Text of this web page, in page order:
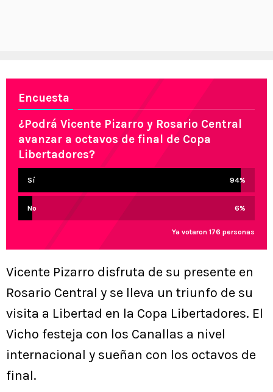
Encuesta
¿Podrá Vicente Pizarro y Rosario Central
avanzar a octavos de final de Copa
Libertadores?
Sí 94%
No 6%
Ya votaron 176 personas
Vicente Pizarro disfruta de su presente en
Rosario Central y se lleva un triunfo de su
visita a Libertad en la Copa Libertadores. El
Vicho festeja con los Canallas a nivel
internacional y sueñan con los octavos de
final.